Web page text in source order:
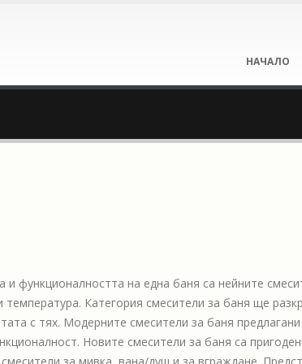
НАЧАЛО
функционалността на една баня са нейните
Категория смесители за баня ще
с тях. Модерните смесители за баня
Новите смесители за баня са